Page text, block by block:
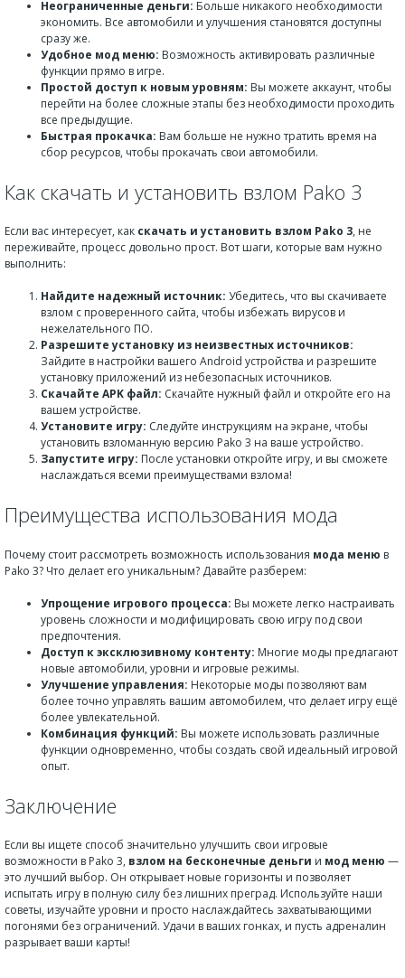
Неограниченные деньги: Больше никакого необходимости
экономить. Все автомобили и улучшения становятся доступны
сразу же.
Удобное мод меню: Возможность активировать различные
функции прямо в игре.
Простой доступ к новым уровням: Вы можете аккаунт, чтобы
перейти на более сложные этапы без необходимости проходить
все предыдущие.
Быстрая прокачка: Вам больше не нужно тратить время на
сбор ресурсов, чтобы прокачать свои автомобили.
Как скачать и установить взлом Pako 3
Если вас интересует, как скачать и установить взлом Pako 3, не
переживайте, процесс довольно прост. Вот шаги, которые вам нужно
выполнить:
Найдите надежный источник: Убедитесь, что вы скачиваете
взлом с проверенного сайта, чтобы избежать вирусов и
нежелательного ПО.
Разрешите установку из неизвестных источников:
Зайдите в настройки вашего Android устройства и разрешите
установку приложений из небезопасных источников.
Скачайте APK файл: Скачайте нужный файл и откройте его на
вашем устройстве.
Установите игру: Следуйте инструкциям на экране, чтобы
установить взломанную версию Pako 3 на ваше устройство.
Запустите игру: После установки откройте игру, и вы сможете
наслаждаться всеми преимуществами взлома!
Преимущества использования мода
Почему стоит рассмотреть возможность использования мода меню в
Pako 3? Что делает его уникальным? Давайте разберем:
Упрощение игрового процесса: Вы можете легко настраивать
уровень сложности и модифицировать свою игру под свои
предпочтения.
Доступ к эксклюзивному контенту: Многие моды предлагают
новые автомобили, уровни и игровые режимы.
Улучшение управления: Некоторые моды позволяют вам
более точно управлять вашим автомобилем, что делает игру ещё
более увлекательной.
Комбинация функций: Вы можете использовать различные
функции одновременно, чтобы создать свой идеальный игровой
опыт.
Заключение
Если вы ищете способ значительно улучшить свои игровые
возможности в Pako 3, взлом на бесконечные деньги и мод меню —
это лучший выбор. Он открывает новые горизонты и позволяет
испытать игру в полную силу без лишних преград. Используйте наши
советы, изучайте уровни и просто наслаждайтесь захватывающими
погонями без ограничений. Удачи в ваших гонках, и пусть адреналин
разрывает ваши карты!